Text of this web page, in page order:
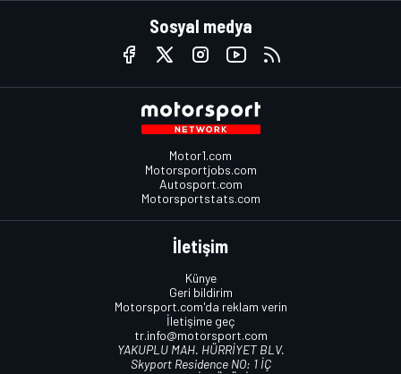
Sosyal medya
Motor1.com
Motorsportjobs.com
Autosport.com
Motorsportstats.com
İletişim
Künye
Geri bildirim
Motorsport.com'da reklam verin
İletişime geç
tr.info@motorsport.com
YAKUPLU MAH. HÜRRİYET BLV.
Skyport Residence NO: 1 İÇ